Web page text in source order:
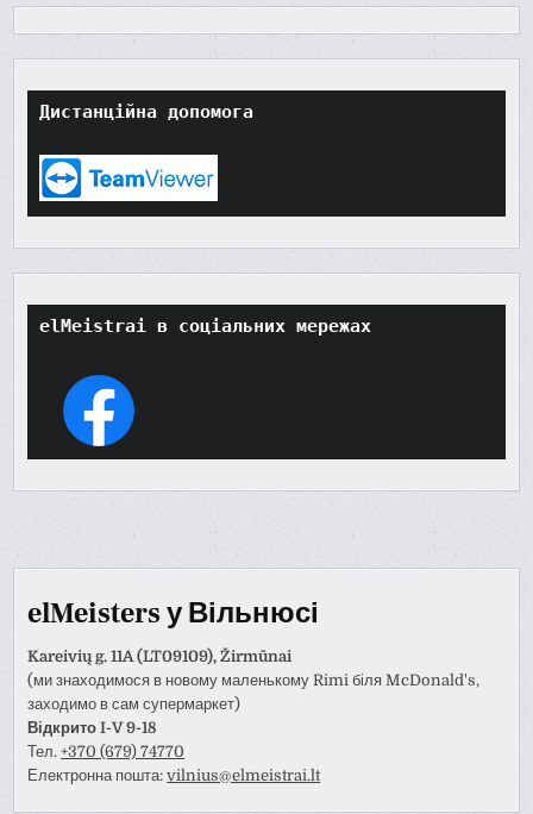
Дистанційна допомога
elMeistrai в соціальних мережах
elMeisters у Вільнюсі
Kareivių g. 11A (LT09109), Žirmūnai
(ми знаходимося в новому маленькому Rimi біля McDonald's,
заходимо в сам супермаркет)
Відкрито I-V 9-18
Тел.+370 (679) 74770
Електронна пошта:vilnius@elmeistrai.lt